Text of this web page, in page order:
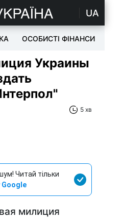
UA
ОСОБИСТІ ФІНАНСИ
Украины
5 хв
Читай тільки
Google
милиция